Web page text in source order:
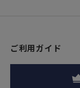
ご利用ガイド